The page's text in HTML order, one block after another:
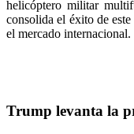
helicóptero militar
consolida el éxito de
el mercado internacional.
Trump levanta la